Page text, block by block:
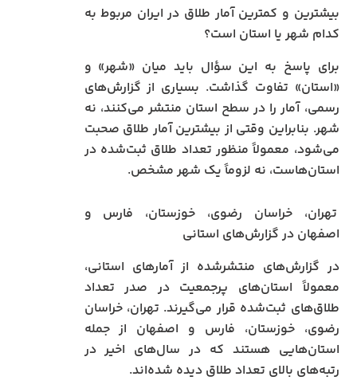
بیشترین و کمترین آمار طلاق در ایران مربوط به
کدام شهر یا استان است؟
برای پاسخ به این سؤال باید میان «شهر» و
«استان» تفاوت گذاشت. بسیاری از گزارش‌های
رسمی، آمار را در سطح استان منتشر می‌کنند، نه
شهر. بنابراین وقتی از بیشترین آمار طلاق صحبت
می‌شود، معمولاً منظور تعداد طلاق ثبت‌شده در
استان‌هاست، نه لزوماً یک شهر مشخص.
تهران، خراسان رضوی، خوزستان، فارس و
اصفهان در گزارش‌های استانی
در گزارش‌های منتشرشده از آمارهای استانی،
معمولاً استان‌های پرجمعیت در صدر تعداد
طلاق‌های ثبت‌شده قرار می‌گیرند. تهران، خراسان
رضوی، خوزستان، فارس و اصفهان از جمله
استان‌هایی هستند که در سال‌های اخیر در
رتبه‌های بالای تعداد طلاق دیده شده‌اند.